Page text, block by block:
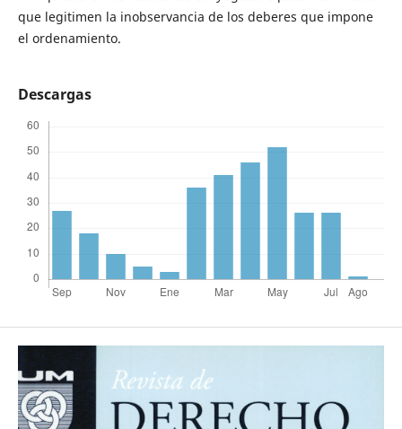
que legitimen la inobservancia de los deberes que impone
el ordenamiento.
Descargas